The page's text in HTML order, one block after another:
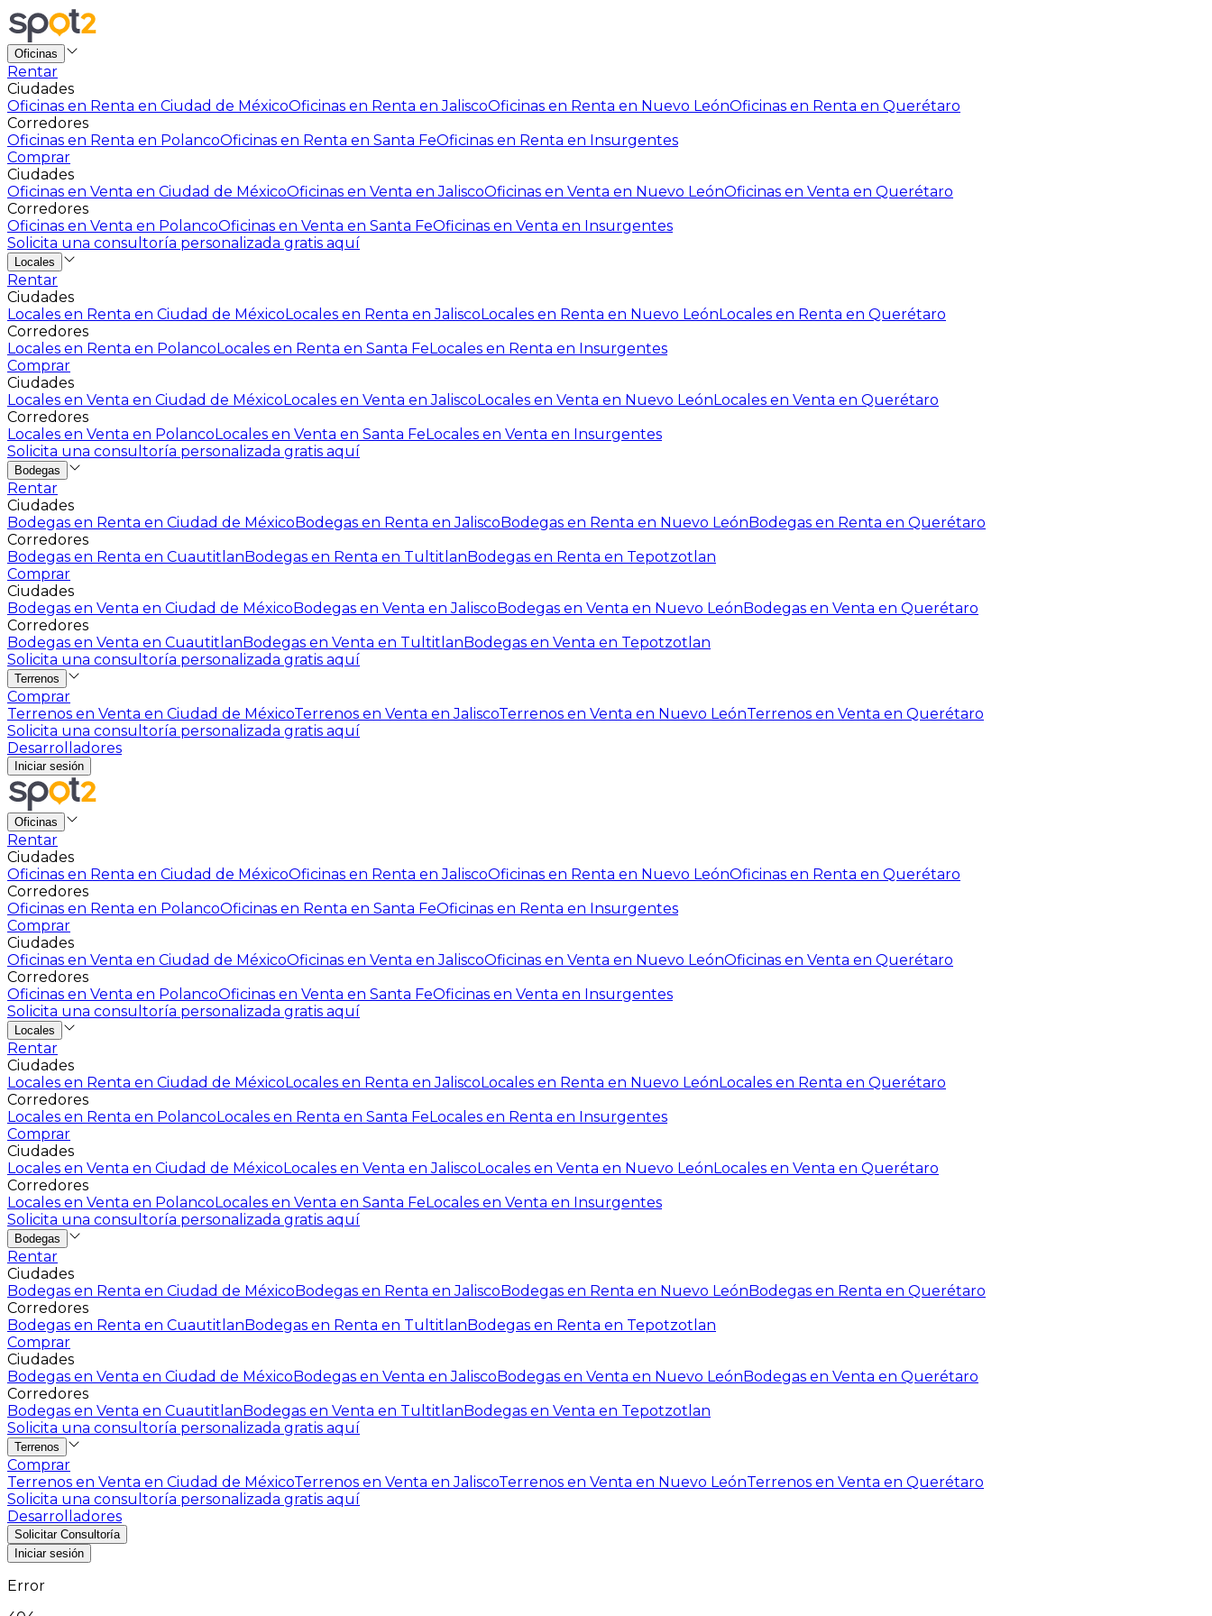
Oficinas
Rentar
Ciudades
Oficinas en Renta en Ciudad de MéxicoOficinas en Renta en JaliscoOficinas en Renta en Nuevo LeónOficinas en Renta en Querétaro
Corredores
Oficinas en Renta en PolancoOficinas en Renta en Santa FeOficinas en Renta en Insurgentes
Comprar
Ciudades
Oficinas en Venta en Ciudad de MéxicoOficinas en Venta en JaliscoOficinas en Venta en Nuevo LeónOficinas en Venta en Querétaro
Corredores
Oficinas en Venta en PolancoOficinas en Venta en Santa FeOficinas en Venta en Insurgentes
Solicita una consultoría personalizada gratis aquí
Locales
Rentar
Ciudades
Locales en Renta en Ciudad de MéxicoLocales en Renta en JaliscoLocales en Renta en Nuevo LeónLocales en Renta en Querétaro
Corredores
Locales en Renta en PolancoLocales en Renta en Santa FeLocales en Renta en Insurgentes
Comprar
Ciudades
Locales en Venta en Ciudad de MéxicoLocales en Venta en JaliscoLocales en Venta en Nuevo LeónLocales en Venta en Querétaro
Corredores
Locales en Venta en PolancoLocales en Venta en Santa FeLocales en Venta en Insurgentes
Solicita una consultoría personalizada gratis aquí
Bodegas
Rentar
Ciudades
Bodegas en Renta en Ciudad de MéxicoBodegas en Renta en JaliscoBodegas en Renta en Nuevo LeónBodegas en Renta en Querétaro
Corredores
Bodegas en Renta en CuautitlanBodegas en Renta en TultitlanBodegas en Renta en Tepotzotlan
Comprar
Ciudades
Bodegas en Venta en Ciudad de MéxicoBodegas en Venta en JaliscoBodegas en Venta en Nuevo LeónBodegas en Venta en Querétaro
Corredores
Bodegas en Venta en CuautitlanBodegas en Venta en TultitlanBodegas en Venta en Tepotzotlan
Solicita una consultoría personalizada gratis aquí
Terrenos
Comprar
Terrenos en Venta en Ciudad de MéxicoTerrenos en Venta en JaliscoTerrenos en Venta en Nuevo LeónTerrenos en Venta en Querétaro
Solicita una consultoría personalizada gratis aquí
Desarrolladores
Iniciar sesión
Oficinas
Rentar
Ciudades
Oficinas en Renta en Ciudad de MéxicoOficinas en Renta en JaliscoOficinas en Renta en Nuevo LeónOficinas en Renta en Querétaro
Corredores
Oficinas en Renta en PolancoOficinas en Renta en Santa FeOficinas en Renta en Insurgentes
Comprar
Ciudades
Oficinas en Venta en Ciudad de MéxicoOficinas en Venta en JaliscoOficinas en Venta en Nuevo LeónOficinas en Venta en Querétaro
Corredores
Oficinas en Venta en PolancoOficinas en Venta en Santa FeOficinas en Venta en Insurgentes
Solicita una consultoría personalizada gratis aquí
Locales
Rentar
Ciudades
Locales en Renta en Ciudad de MéxicoLocales en Renta en JaliscoLocales en Renta en Nuevo LeónLocales en Renta en Querétaro
Corredores
Locales en Renta en PolancoLocales en Renta en Santa FeLocales en Renta en Insurgentes
Comprar
Ciudades
Locales en Venta en Ciudad de MéxicoLocales en Venta en JaliscoLocales en Venta en Nuevo LeónLocales en Venta en Querétaro
Corredores
Locales en Venta en PolancoLocales en Venta en Santa FeLocales en Venta en Insurgentes
Solicita una consultoría personalizada gratis aquí
Bodegas
Rentar
Ciudades
Bodegas en Renta en Ciudad de MéxicoBodegas en Renta en JaliscoBodegas en Renta en Nuevo LeónBodegas en Renta en Querétaro
Corredores
Bodegas en Renta en CuautitlanBodegas en Renta en TultitlanBodegas en Renta en Tepotzotlan
Comprar
Ciudades
Bodegas en Venta en Ciudad de MéxicoBodegas en Venta en JaliscoBodegas en Venta en Nuevo LeónBodegas en Venta en Querétaro
Corredores
Bodegas en Venta en CuautitlanBodegas en Venta en TultitlanBodegas en Venta en Tepotzotlan
Solicita una consultoría personalizada gratis aquí
Terrenos
Comprar
Terrenos en Venta en Ciudad de MéxicoTerrenos en Venta en JaliscoTerrenos en Venta en Nuevo LeónTerrenos en Venta en Querétaro
Solicita una consultoría personalizada gratis aquí
Desarrolladores
Solicitar Consultoría
Iniciar sesión
Error